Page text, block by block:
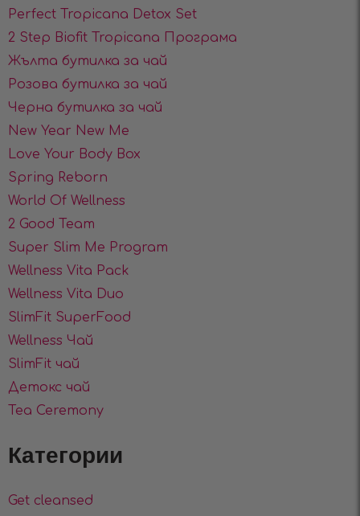
Perfect Tropicana Detox Set
2 Step Biofit Tropicana Програма
Жълта бутилка за чай
Розова бутилка за чай
Черна бутилка за чай
New Year New Me
Love Your Body Box
Spring Reborn
World Of Wellness
2 Good Team
Super Slim Me Program
Wellness Vita Pack
Wellness Vita Duo
SlimFit SuperFood
Wellness Чай
SlimFit чай
Детокс чай
Tea Ceremony
Категории
Get cleansed